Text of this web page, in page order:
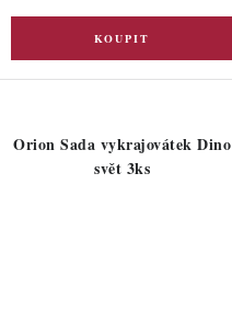
Orion Sada vykrajovátek Dino
svět 3ks